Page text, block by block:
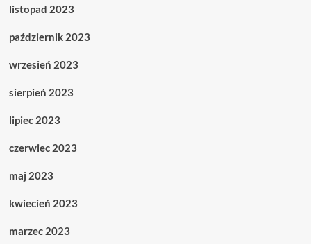
listopad 2023
październik 2023
wrzesień 2023
sierpień 2023
lipiec 2023
czerwiec 2023
maj 2023
kwiecień 2023
marzec 2023